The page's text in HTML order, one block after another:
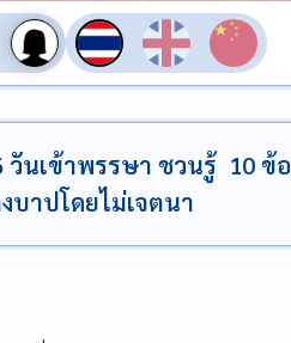
สลับเสียงอ่าน
นเข้าพรรษา ชวนรู้ 10 ข้
าปโดยไม่เจตนา